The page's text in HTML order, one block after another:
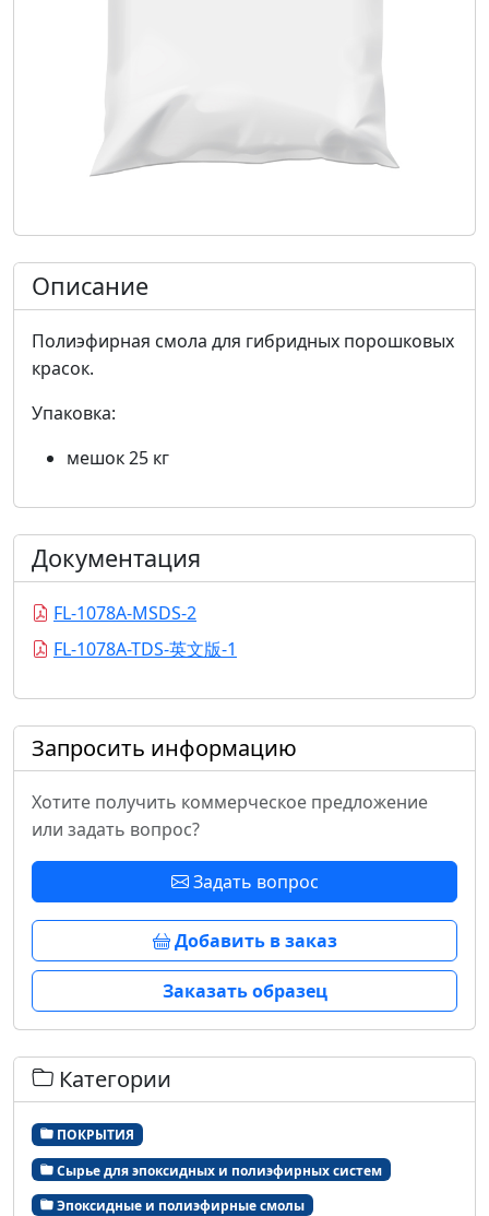
Описание
Полиэфирная смола для гибридных порошковых
красок.
Упаковка:
мешок 25 кг
Документация
FL-1078A-MSDS-2
FL-1078A-TDS-英文版-1
Запросить информацию
Хотите получить коммерческое предложение
или задать вопрос?
Задать вопрос
Добавить в заказ
Заказать образец
Категории
ПОКРЫТИЯ
Сырье для эпоксидных и полиэфирных систем
Эпоксидные и полиэфирные смолы